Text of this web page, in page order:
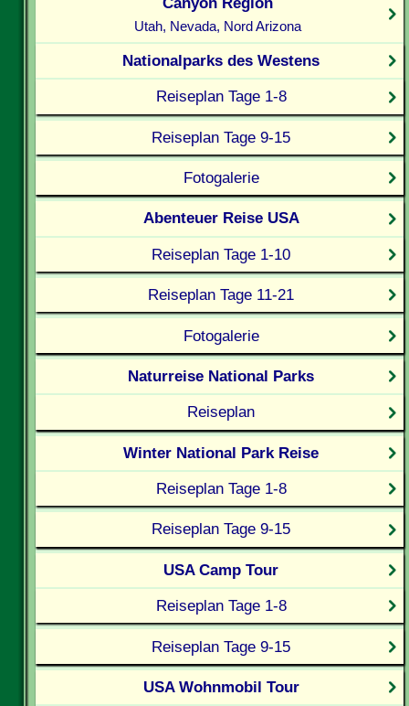
Utah, Nevada, Nord Arizona
Nationalparks des Westens
Reiseplan Tage 1-8
Reiseplan Tage 9-15
Fotogalerie
Abenteuer Reise USA
Reiseplan Tage 1-10
Reiseplan Tage 11-21
Fotogalerie
Naturreise National Parks
Reiseplan
Winter National Park Reise
Reiseplan Tage 1-8
Reiseplan Tage 9-15
USA Camp Tour
Reiseplan Tage 1-8
Reiseplan Tage 9-15
USA Wohnmobil Tour